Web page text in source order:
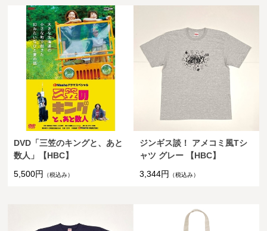
DVD「三笠のキングと、あと
数人」【HBC】
5,500円
（税込み）
ジンギス談！ アメコミ風Tシ
ャツ グレー 【HBC】
3,344円
（税込み）